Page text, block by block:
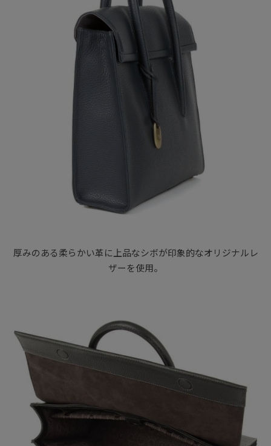
厚みのある柔らかい革に上品なシボが印象的なオリジナルレ
ザーを使用。